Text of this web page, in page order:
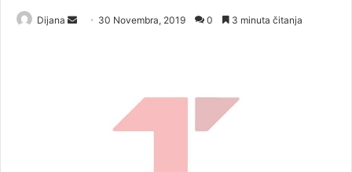
Dijana 30 Novembra, 2019 0 3 minuta čitanja